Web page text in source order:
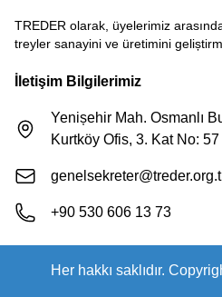
TREDER olarak, üyelerimiz
treyler sanayini ve üretimini
İletişim Bilgilerimiz
Yenișehir Mah. Osmanlı
Kurtköy Ofis, 3. Kat No: 57
+90 530 606 13 73
Her hakkı saklıdır.